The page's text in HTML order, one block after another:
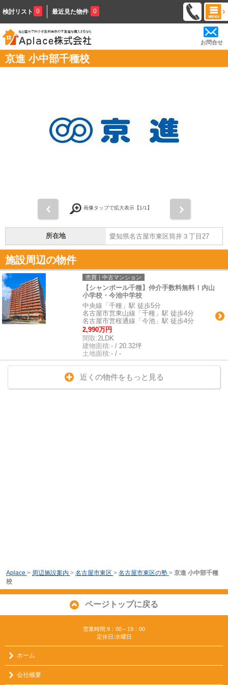
検討リスト 0 最近見た物件 0
お問合せ
京進 小中部千種校
画像タップで拡大表示【1/1】
所在地 愛知県名古屋市東区筒井３丁目27
施設周辺の物件
売買｜中古マンション
【シャンボール千種】仲介手数料無料！内山
小学校・今池中学校
中央線「千種」駅 徒歩5分
名古屋市営東山線「千種」駅 徒歩4分
名古屋市営桜通線「今池」駅 徒歩4分
2,990万円
間取:2LDK
建物面積:- / 20.32坪
土地面積:- / -
近くの物件をもっと見る
Aplace > 周辺施設案内 > 名古屋市東区 > 名古屋市東区の塾 > 京進 小中部千種
校
ページトップに戻る
営業時間:9：00～19：00
定休日:水曜日
ホーム
会社概要